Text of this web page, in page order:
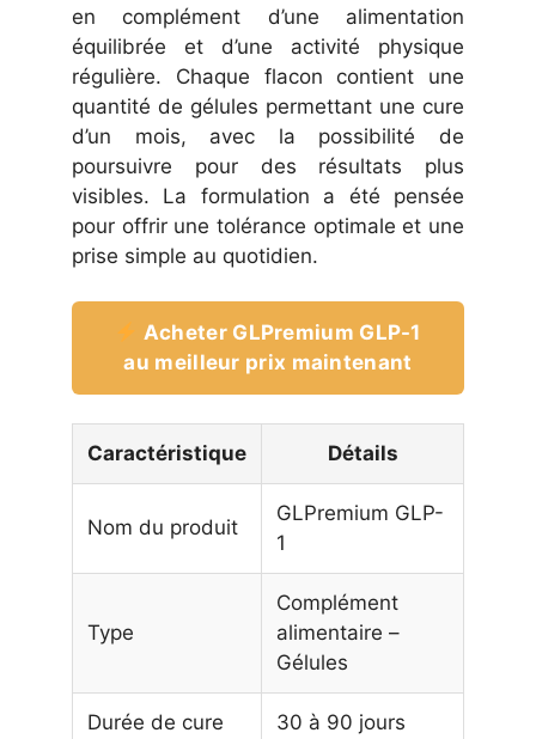
en complément d’une alimentation
équilibrée et d’une activité physique
régulière. Chaque flacon contient une
quantité de gélules permettant une cure
d’un mois, avec la possibilité de
poursuivre pour des résultats plus
visibles. La formulation a été pensée
pour offrir une tolérance optimale et une
prise simple au quotidien.
Acheter GLPremium GLP-1
au meilleur prix maintenant
Caractéristique Détails
Nom du produit
GLPremium GLP-
1
Type
Complément
alimentaire –
Gélules
Durée de cure
30 à 90 jours